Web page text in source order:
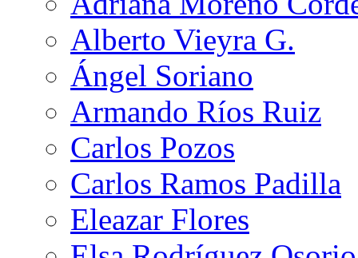
Alberto Vieyra G.
Ángel Soriano
Armando Ríos Ruiz
Carlos Pozos
Carlos Ramos Padilla
Eleazar Flores